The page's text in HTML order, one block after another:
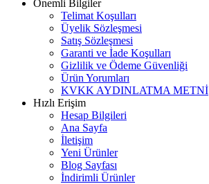
Önemli Bilgiler
Telimat Koşulları
Üyelik Sözleşmesi
Satış Sözleşmesi
Garanti ve İade Koşulları
Gizlilik ve Ödeme Güvenliği
Ürün Yorumları
KVKK AYDINLATMA METNİ
Hızlı Erişim
Hesap Bilgileri
Ana Sayfa
İletişim
Yeni Ürünler
Blog Sayfası
İndirimli Ürünler